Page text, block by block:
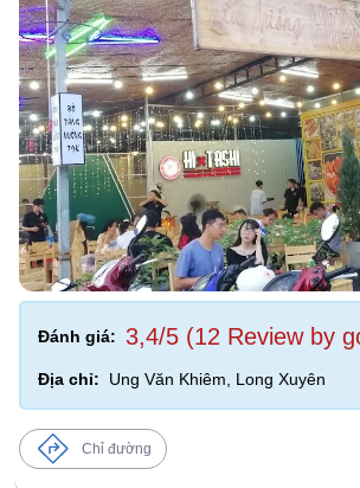
Đánh giá: 3,4/5 (12 Review by
Địa chỉ: Ung Văn Khiêm, Long Xuyên
Chỉ đường